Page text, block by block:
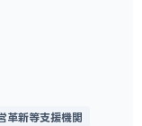
革新等支援機関